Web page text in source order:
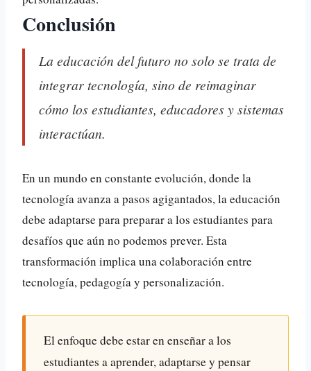
Conclusión
La educación del futuro no solo se trata de
integrar tecnología, sino de reimaginar
cómo los estudiantes, educadores y sistemas
interactúan.
En un mundo en constante evolución, donde la
tecnología avanza a pasos agigantados, la educación
debe adaptarse para preparar a los estudiantes para
desafíos que aún no podemos prever. Esta
transformación implica una colaboración entre
tecnología, pedagogía y personalización.
El enfoque debe estar en enseñar a los
estudiantes a aprender, adaptarse y pensar